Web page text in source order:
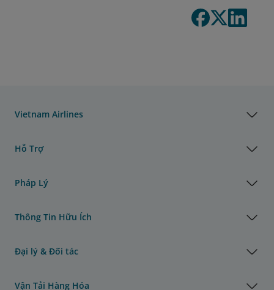
Vietnam Airlines
Hỗ Trợ
Pháp Lý
Thông Tin Hữu Ích
Đại lý & Đối tác
Vận Tải Hàng Hóa